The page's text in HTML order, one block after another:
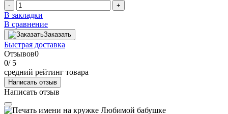
- +
В закладки
В сравнение
Заказать
Быстрая доставка
Отзывов0
0/ 5
средний рейтинг товара
Написать отзыв
Написать отзыв